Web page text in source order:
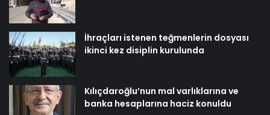
İhraçları istenen teğmenlerin dosyası
ikinci kez disiplin kurulunda
Kılıçdaroğlu’nun mal varlıklarına ve
banka hesaplarına haciz konuldu